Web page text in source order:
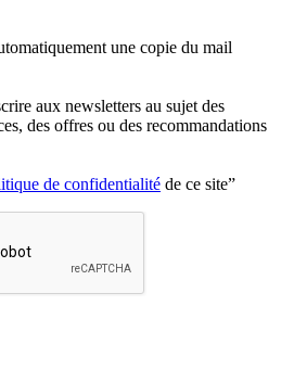
une copie du mail
aux newsletters au sujet des
des offres ou des recommandations
de confidentialité de ce site”